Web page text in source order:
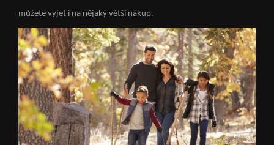
můžete vyjet i na nějaký větší nákup.